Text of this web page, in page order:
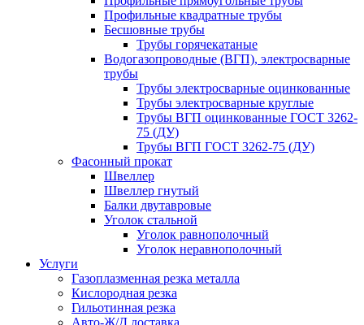
Профильные квадратные трубы
Бесшовные трубы
Трубы горячекатаные
Водогазопроводные (ВГП), электросварные
трубы
Трубы электросварные оцинкованные
Трубы электросварные круглые
Трубы ВГП оцинкованные ГОСТ 3262-
75 (ДУ)
Трубы ВГП ГОСТ 3262-75 (ДУ)
Фасонный прокат
Швеллер
Швеллер гнутый
Балки двутавровые
Уголок стальной
Уголок равнополочный
Уголок неравнополочный
Услуги
Газоплазменная резка металла
Кислородная резка
Гильотинная резка
Авто-Ж/Д доставка